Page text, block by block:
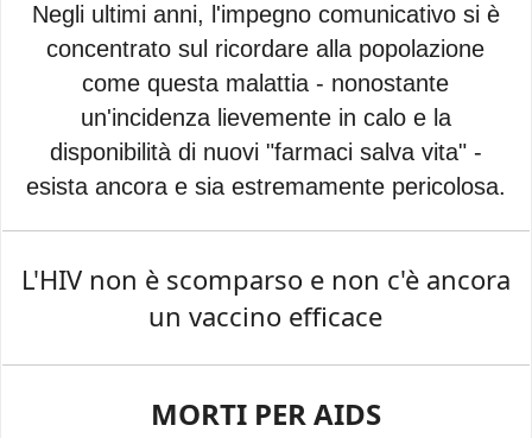
Negli ultimi anni, l'impegno comunicativo si è
concentrato sul ricordare alla popolazione
come questa malattia - nonostante
un'incidenza lievemente in calo e la
disponibilità di nuovi "farmaci salva vita" -
esista ancora e sia estremamente pericolosa.
L'HIV non è scomparso e non c'è ancora
un vaccino efficace
MORTI PER AIDS